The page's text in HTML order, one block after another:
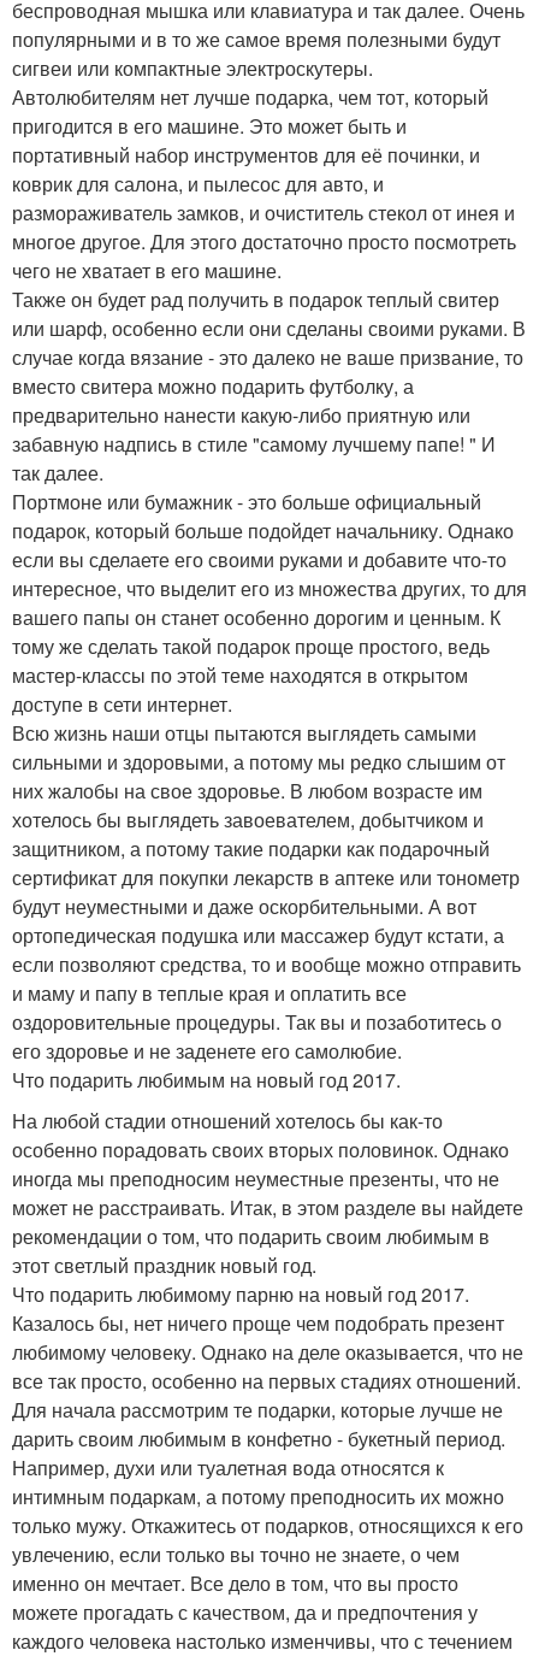
беспроводная мышка или клавиатура и так далее. Очень
популярными и в то же самое время полезными будут
сигвеи или компактные электроскутеры.
Автолюбителям нет лучше подарка, чем тот, который
пригодится в его машине. Это может быть и
портативный набор инструментов для её починки, и
коврик для салона, и пылесос для авто, и
размораживатель замков, и очиститель стекол от инея и
многое другое. Для этого достаточно просто посмотреть
чего не хватает в его машине.
Также он будет рад получить в подарок теплый свитер
или шарф, особенно если они сделаны своими руками. В
случае когда вязание - это далеко не ваше призвание, то
вместо свитера можно подарить футболку, а
предварительно нанести какую-либо приятную или
забавную надпись в стиле "самому лучшему папе! " И
так далее.
Портмоне или бумажник - это больше официальный
подарок, который больше подойдет начальнику. Однако
если вы сделаете его своими руками и добавите что-то
интересное, что выделит его из множества других, то для
вашего папы он станет особенно дорогим и ценным. К
тому же сделать такой подарок проще простого, ведь
мастер-классы по этой теме находятся в открытом
доступе в сети интернет.
Всю жизнь наши отцы пытаются выглядеть самыми
сильными и здоровыми, а потому мы редко слышим от
них жалобы на свое здоровье. В любом возрасте им
хотелось бы выглядеть завоевателем, добытчиком и
защитником, а потому такие подарки как подарочный
сертификат для покупки лекарств в аптеке или тонометр
будут неуместными и даже оскорбительными. А вот
ортопедическая подушка или массажер будут кстати, а
если позволяют средства, то и вообще можно отправить
и маму и папу в теплые края и оплатить все
оздоровительные процедуры. Так вы и позаботитесь о
его здоровье и не заденете его самолюбие.
Что подарить любимым на новый год 2017.
На любой стадии отношений хотелось бы как-то
особенно порадовать своих вторых половинок. Однако
иногда мы преподносим неуместные презенты, что не
может не расстраивать. Итак, в этом разделе вы найдете
рекомендации о том, что подарить своим любимым в
этот светлый праздник новый год.
Что подарить любимому парню на новый год 2017.
Казалось бы, нет ничего проще чем подобрать презент
любимому человеку. Однако на деле оказывается, что не
все так просто, особенно на первых стадиях отношений.
Для начала рассмотрим те подарки, которые лучше не
дарить своим любимым в конфетно - букетный период.
Например, духи или туалетная вода относятся к
интимным подаркам, а потому преподносить их можно
только мужу. Откажитесь от подарков, относящихся к его
увлечению, если только вы точно не знаете, о чем
именно он мечтает. Все дело в том, что вы просто
можете прогадать с качеством, да и предпочтения у
каждого человека настолько изменчивы, что с течением